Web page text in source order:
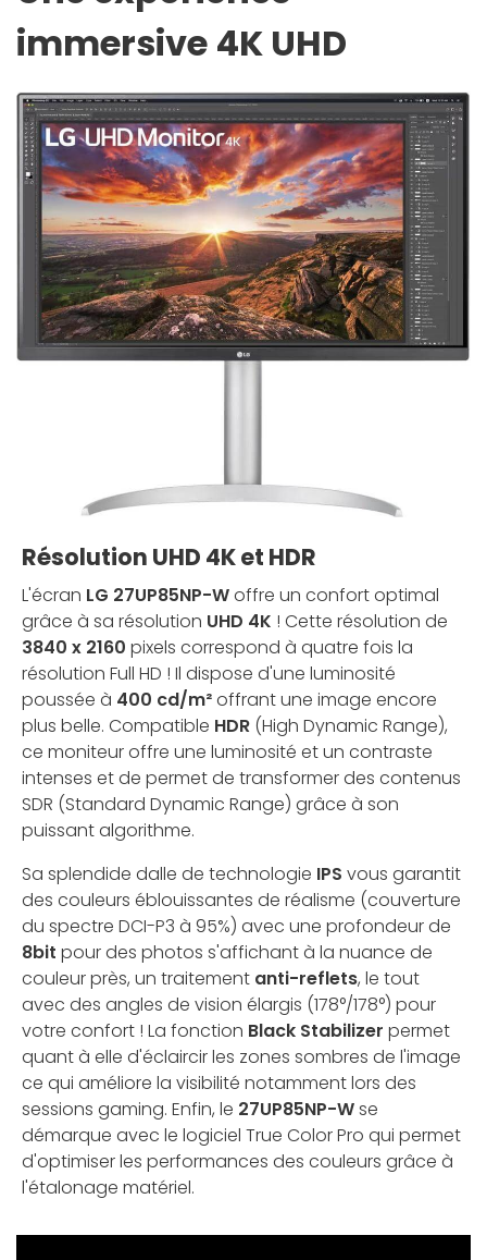
immersive 4K UHD
Résolution UHD 4K et HDR
L'écran LG 27UP85NP-Woffre un confort optimal
grâce à sa résolution UHD 4K ! Cette résolution de
3840 x 2160 pixels correspond à quatre fois la
résolution Full HD ! Il dispose d'une luminosité
poussée à 400 cd/m²offrant une image encore
plus belle. Compatible HDR (High Dynamic Range),
ce moniteur offre une luminosité et un contraste
intenses et de permet de transformer des contenus
SDR (Standard Dynamic Range) grâce à son
puissant algorithme.
Sa splendide dalle de technologie IPS vous garantit
des couleurs éblouissantes de réalisme (couverture
du spectre DCI-P3 à 95%) avec une profondeur de
8bit pour des photos s'affichant à la nuance de
couleur près, un traitement anti-reflets, le tout
avec des angles de vision élargis (178°/178°) pour
votre confort ! La fonction Black Stabilizer permet
quant à elle d'éclaircir les zones sombres de l'image
ce qui améliore la visibilité notamment lors des
sessions gaming. Enfin, le 27UP85NP-Wse
démarque avec le logiciel True Color Pro qui permet
d'optimiser les performances des couleurs grâce à
l'étalonage matériel.